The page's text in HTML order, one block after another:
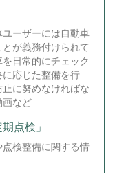
ーザーには自動車
が義務付けられて
日常的にチェック
応じた整備を行
に努めなければな
画など
点検」
検整備に関する情